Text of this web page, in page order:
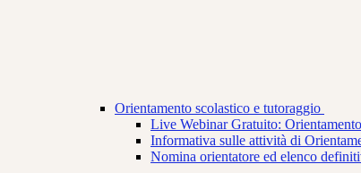
Orientamento scolastico e tutoraggio
Live Webinar Gratuito:
Informativa sulle attività di
Nomina orientatore ed elenco